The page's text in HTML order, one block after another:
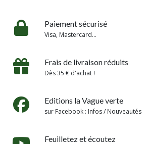
Paiement sécurisé
Visa, Mastercard...
Frais de livraison réduits
Dès 35 € d'achat !
Editions la Vague verte
sur Facebook : Infos / Nouveautés
Feuilletez et écoutez